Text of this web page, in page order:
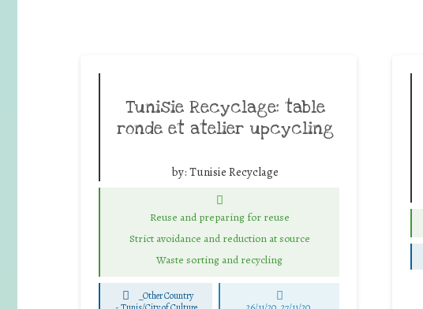
Tunisie Recyclage: table
ronde et atelier upcycling
by: Tunisie Recyclage
Reuse and preparing for reuse
Strict avoidance and reduction at source
Waste sorting and recycling
_Other Country